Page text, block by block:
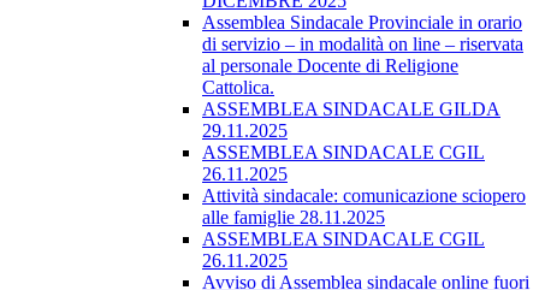
Assemblea Sindacale Provinciale in orario
di servizio – in modalità on line – riservata
al personale Docente di Religione
Cattolica.
ASSEMBLEA SINDACALE GILDA
29.11.2025
ASSEMBLEA SINDACALE CGIL
26.11.2025
Attività sindacale: comunicazione sciopero
alle famiglie 28.11.2025
ASSEMBLEA SINDACALE CGIL
26.11.2025
Avviso di Assemblea sindacale online fuori